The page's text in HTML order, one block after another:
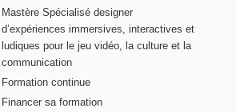
Mastère Spécialisé designer
d’expériences immersives, interactives et
ludiques pour le jeu vidéo, la culture et la
communication
Formation continue
Financer sa formation